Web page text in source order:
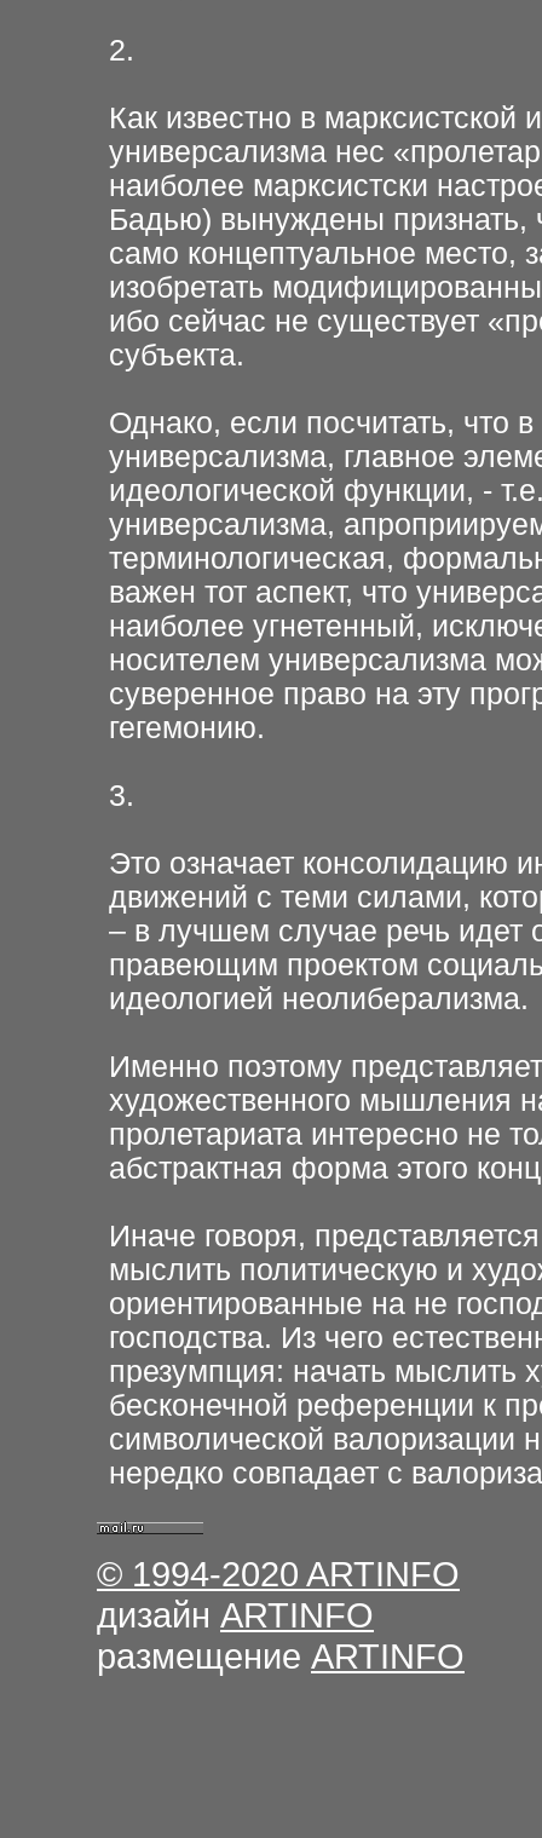
2.
Как известно в марксистской
универсализма нес
наиболее марксистски
Бадью) вынуждены признать,
само концептуальное место,
изобретать
ибо сейчас не существует
субъекта.
Однако, если посчитать, что
универсализма, главное
идеологической функции, -
универсализма,
терминологическая,
важен тот аспект, что
наиболее угнетенный,
носителем универсализма
суверенное право на эту
гегемонию.
3.
Это означает консолидацию
движений с теми силами,
– в лучшем случае речь идет
правеющим проектом
идеологией неолиберализма.
Именно поэтому
художественного мышления
пролетариата интересно не
абстрактная форма этого
Иначе говоря,
мыслить политическую и
ориентированные на не
господства. Из чего
презумпция: начать мыслить
бесконечной референции к
символической валоризации
нередко совпадает с
© 1994-2020 ARTINFO
дизайн ARTINFO
размещение ARTINFO